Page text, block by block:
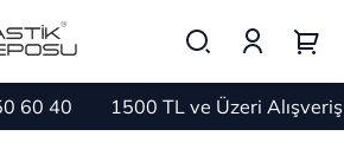
60 40 1500 TL ve Üzeri